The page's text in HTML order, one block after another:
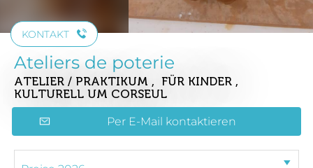
KONTAKT
Ateliers de poterie
ATELIER / PRAKTIKUM , FÜR KINDER ,
KULTURELL UM CORSEUL
Per E-Mail kontaktieren